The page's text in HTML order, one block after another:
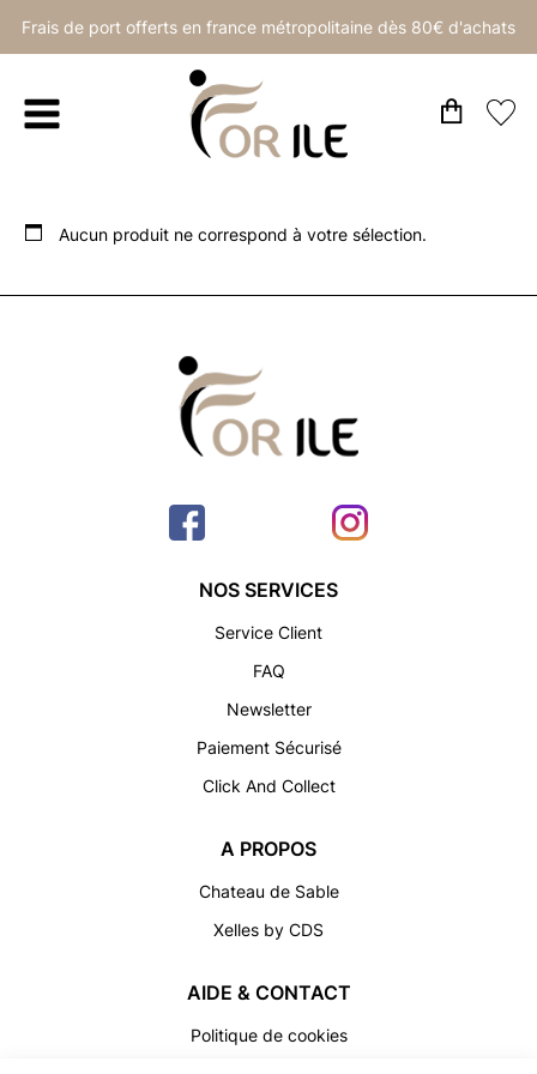
Frais de port offerts en france métropolitaine dès 80€ d'achats
Aucun produit ne correspond à votre sélection.
NOS SERVICES
Service Client
FAQ
Newsletter
Paiement Sécurisé
Click And Collect
A PROPOS
Chateau de Sable
Xelles by CDS
AIDE & CONTACT
Politique de cookies